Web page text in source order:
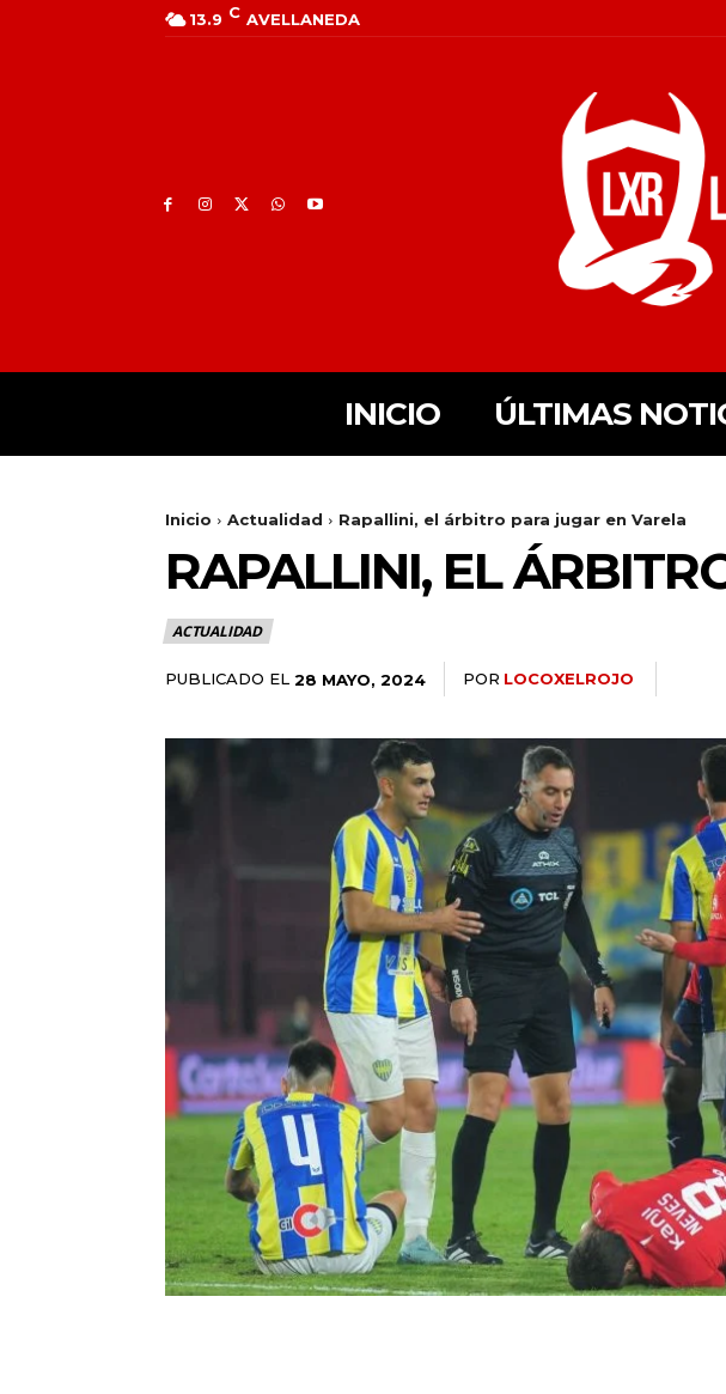
13.9 C AVELLANEDA
INICIO ÚLTIMAS
Inicio Actualidad Rapallini, el árbitro para jugar en Varela
RAPALLINI, EL
ACTUALIDAD
PUBLICADO EL 28 MAYO, 2024 POR LOCOXELROJO